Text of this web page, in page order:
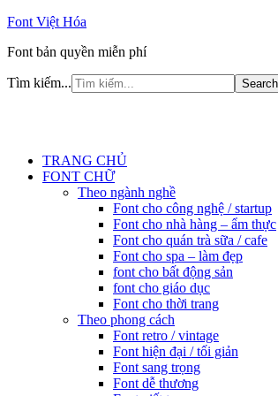
Font Việt Hóa
Font bản quyền miễn phí
Tìm kiếm...
TRANG CHỦ
FONT CHỮ
Theo ngành nghề
Font cho công nghệ / startup
Font cho nhà hàng – ẩm thực
Font cho quán trà sữa / cafe
Font cho spa – làm đẹp
font cho bất động sản
font cho giáo dục
Font cho thời trang
Theo phong cách
Font retro / vintage
Font hiện đại / tối giản
Font sang trọng
Font dễ thương